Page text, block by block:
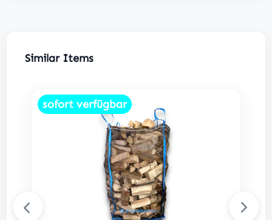
Produktgalerie überspringen
Similar Items
sofort verfügbar